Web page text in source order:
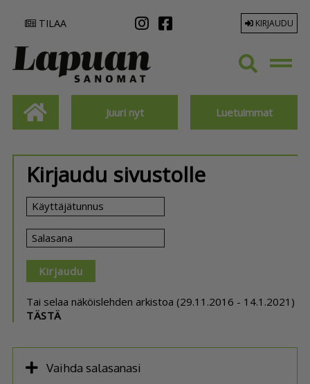
TILAA KIRJAUDU
Juuri nyt Luetuimmat
Kirjaudu sivustolle
Käyttäjätunnus
Salasana
Tai selaa näköislehden arkistoa (29.11.2016 - 14.1.2021)
TÄSTÄ
Vaihda salasanasi